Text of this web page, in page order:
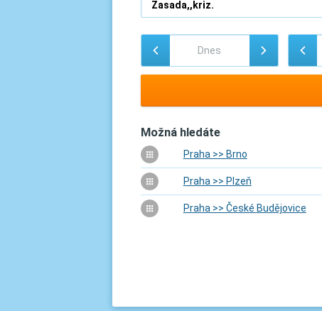
Možná hledáte
Praha >> Brno
Praha >> Plzeň
Praha >> České Budějovice